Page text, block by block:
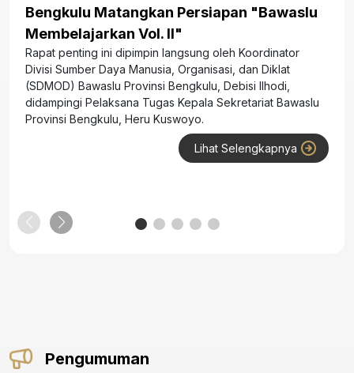
Bengkulu Matangkan Persiapan "Bawaslu
Membelajarkan Vol. II"
Rapat penting ini dipimpin langsung oleh Koordinator
Divisi Sumber Daya Manusia, Organisasi, dan Diklat
(SDMOD) Bawaslu Provinsi Bengkulu, Debisi Ilhodi,
didampingi Pelaksana Tugas Kepala Sekretariat Bawaslu
Provinsi Bengkulu, Heru Kuswoyo.
Lihat Selengkapnya
Pengumuman